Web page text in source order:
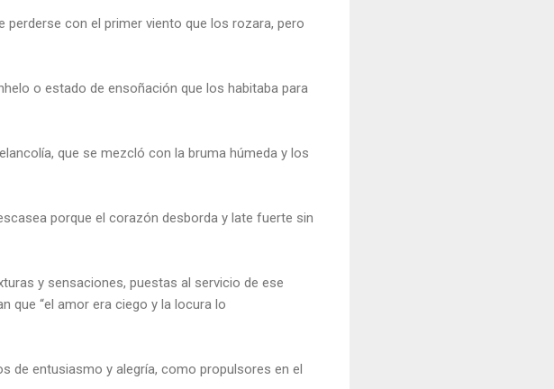
con el primer viento que los rozara, pero
o estado de ensoñación que los habitaba para
que se mezcló con la bruma húmeda y los
porque el corazón desborda y late fuerte sin
y sensaciones, puestas al servicio de ese
que “el amor era ciego y la locura lo
de entusiasmo y alegría, como propulsores en el